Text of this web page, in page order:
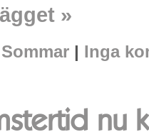
»
Sommar | Inga
nu